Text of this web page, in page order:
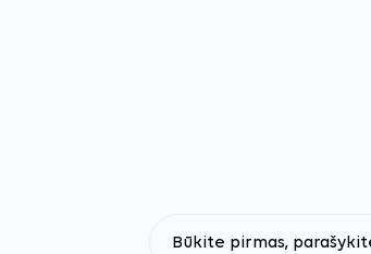
Būkite pirmas,